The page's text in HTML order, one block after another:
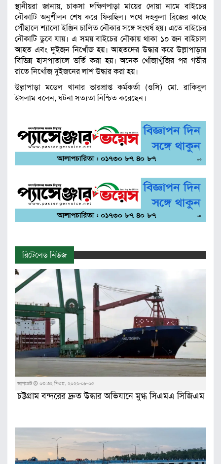
স্থানীয়রা জানায়, চাকসা দক্ষিণপাড়া মায়ের দোয়া নামে বাইচের
নৌকাটি অনুশীলন শেষ করে ফিরছিল। পথে দহকুলা ব্রিজের কাছে
পৌঁছালে শ্যালো ইঞ্জিন চালিত নৌকার সঙ্গে সংঘর্ষ হয়। এতে বাইচের
নৌকাটি ডুবে যায়। এ সময় বাইচের নৌকায় থাকা ১০ জন বাইচাল
আহত এবং দুইজন নিখোঁজ হয়। আহতদের উদ্ধার করে উল্লাপাড়ার
বিভিন্ন হাসপাতালে ভর্তি করা হয়। অনেক খোঁজাখুঁজির পর গভীর
রাতে নিখোঁজ দুইজনের লাশ উদ্ধার করা হয়।
উল্লাপাড়া মডেল থানার ভারপ্রাপ্ত কর্মকর্তা (ওসি) মো. রাকিবুল
ইসলাম বলেন, ঘটনা সত্যতা নিশ্চিত করেছেন।
রিটেলেড নিউজ
আপডেট ০৩:৩২ পিএম, ২০২৬-০৮-০৫
চট্টগ্রাম বন্দরের দ্রুত উদ্ধার অভিযানে মুগ্ধ সিএমএ সিজিএম